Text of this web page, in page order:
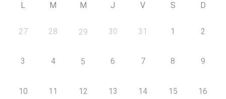
L M M J V S D
27 28 29 30 31 1 2
3 4 5 6 7 8 9
10 11 12 13 14 15 16